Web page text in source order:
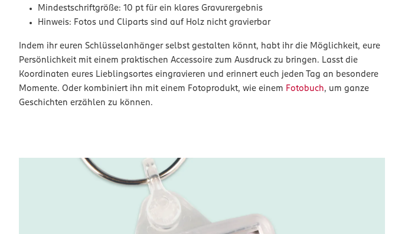
Mindestschriftgröße: 10 pt für ein klares Gravurergebnis
Hinweis: Fotos und Cliparts sind auf Holz nicht gravierbar
Indem ihr euren Schlüsselanhänger selbst gestalten könnt, habt ihr die Möglichkeit, eure
Persönlichkeit mit einem praktischen Accessoire zum Ausdruck zu bringen. Lasst die
Koordinaten eures Lieblingsortes eingravieren und erinnert euch jeden Tag an besondere
Momente. Oder kombiniert ihn mit einem Fotoprodukt, wie einem Fotobuch, um ganze
Geschichten erzählen zu können.